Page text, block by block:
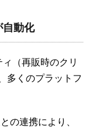
動化
（再販時のクリ
多くのプラットフ
の連携により、